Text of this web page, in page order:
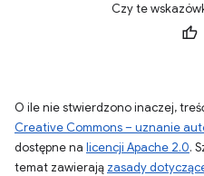
Czy te
O ile nie stwierdzono inaczej,
Creative Commons – uznanie
dostępne na licencji Apache 2.0.
temat zawierają zasady